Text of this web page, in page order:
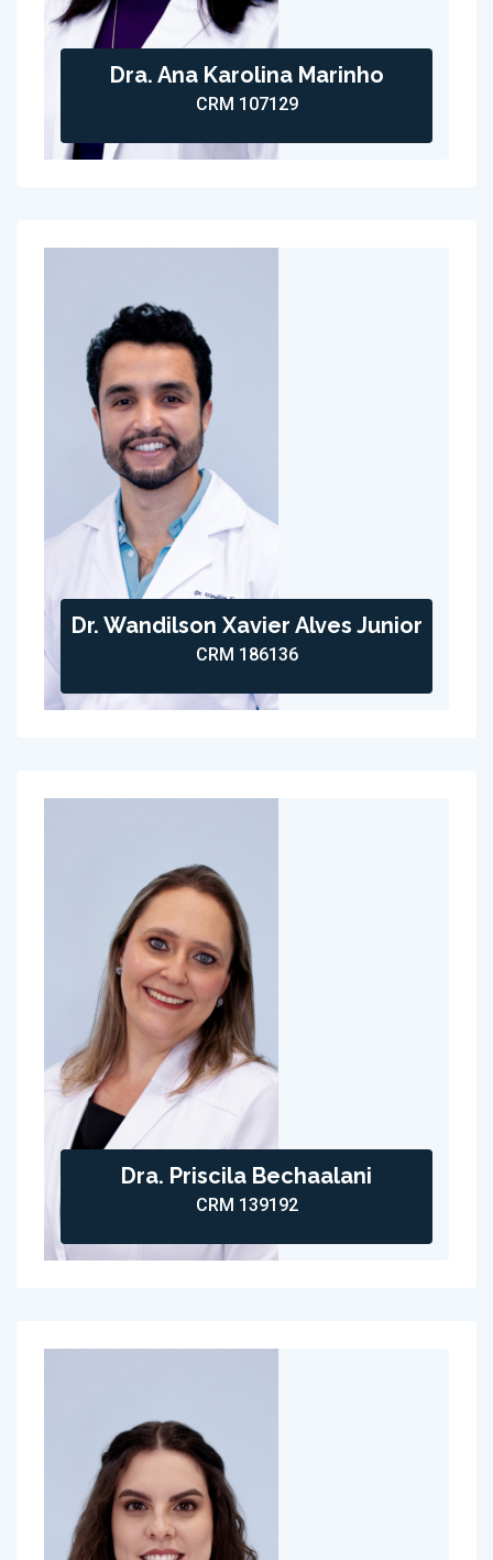
Dra. Ana Karolina Marinho
CRM 107129
Dr. Wandilson Xavier Alves Junior
CRM 186136
Dra. Priscila Bechaalani
CRM 139192